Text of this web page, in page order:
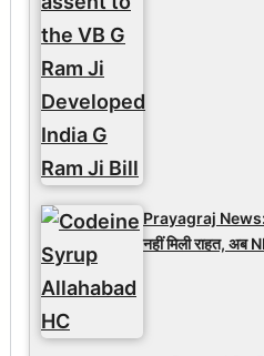
Prayagraj News:
नहीं मिली राहत, अब